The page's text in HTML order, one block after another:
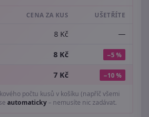
CENA ZA KUS UŠETŘÍTE
8 Kč —
8 Kč −5 %
7 Kč −10 %
počtu kusů v košíku (napříč všemi
automaticky– nemusíte nic zadávat.